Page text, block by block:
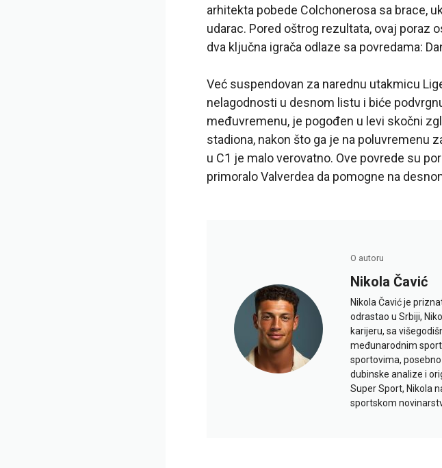
arhitekta pobede Colchonerosa sa brace,
udarac. Pored oštrog rezultata, ovaj poraz
dva ključna igrača odlaze sa povredama:
Već suspendovan za narednu utakmicu
nelagodnosti u desnom listu i biće
međuvremenu, je pogođen u levi skočni
stadiona, nakon što ga je na poluvremenu
u C1 je malo verovatno. Ove povrede su
primoralo Valverdea da pomogne na
O autoru
Nikola Čavić
Nikola Čavić je
odrastao u Srbiji,
karijeru, sa
međunarodnim
sportovima,
dubinske analize i
Super Sport, Nikola
sportskom